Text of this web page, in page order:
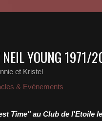
YOUNG 1971/
et Kristel
& Evénements
Time" au Club de l'Etoile